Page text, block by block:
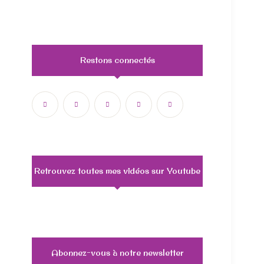
Restons connectés
Retrouvez toutes mes vidéos sur Youtube
Abonnez-vous à notre newsletter